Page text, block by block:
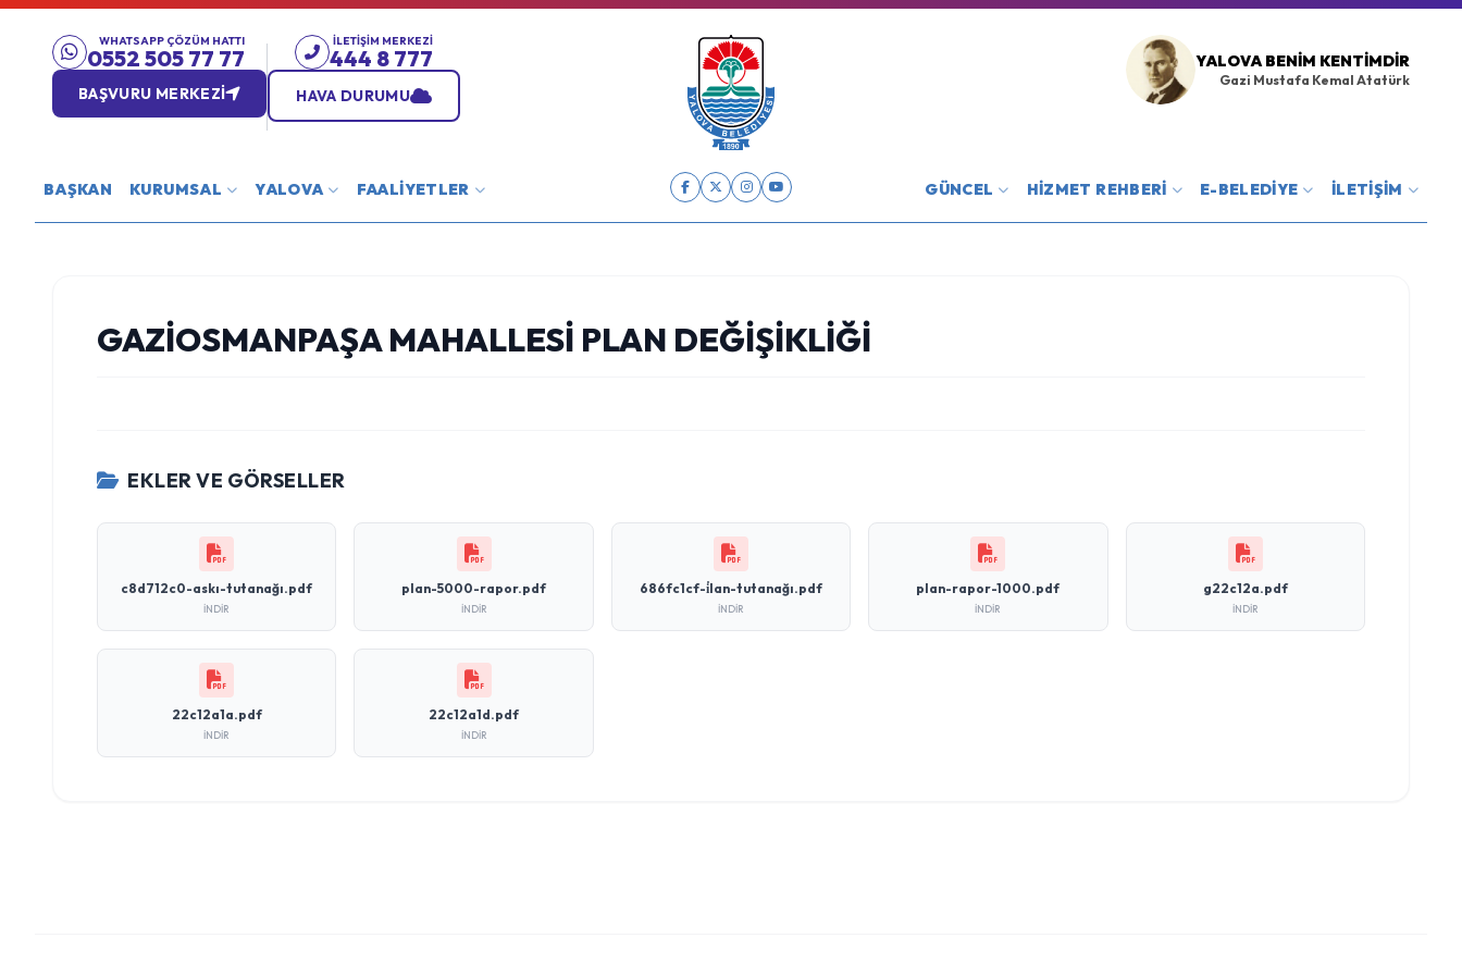
WHATSAPP ÇÖZÜM HATTI
0552 505 77 77
BAŞVURU MERKEZİ
İLETIŞIM MERKEZI
444 8 777
HAVA DURUMU
YALOVA BENIM KENTIMDIR
Gazi Mustafa Kemal Atatürk
BAŞKAN KURUMSAL YALOVA FAALİYETLER GÜNCEL HİZMET REHBERİ E-BELEDİYE İLETİŞİM
GAZIOSMANPAŞA MAHALLESI PLAN DEĞIŞIKLIĞI
EKLER VE GÖRSELLER
c8d712c0-askı-tutanağı.pdf
İNDIR
plan-5000-rapor.pdf
İNDIR
686fc1cf-i̇lan-tutanağı.pdf
İNDIR
plan-rapor-1000.pdf
İNDIR
g22c12a.pdf
İNDIR
22c12a1a.pdf
İNDIR
22c12a1d.pdf
İNDIR